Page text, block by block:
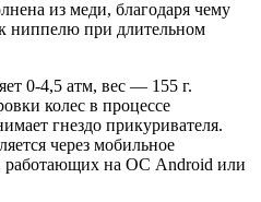
из меди, благодаря чему
ниппелю при длительном
0-4,5 атм, вес — 155 г.
колес в процессе
гнездо прикуривателя.
через мобильное
работающих на ОС Android или